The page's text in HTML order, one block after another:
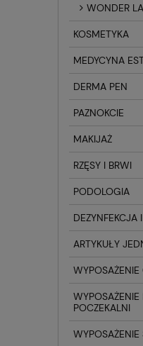
WONDER
KOSMETYKA
MEDYCYNA
DERMA PEN
PAZNOKCIE
MAKIJAŻ
RZĘSY I BRWI
PODOLOGIA
DEZYNFEKCJA
ARTYKUŁY
WYPOSAŻENIE
WYPOSAŻENIE
POCZEKALNI
WYPOSAŻENIE